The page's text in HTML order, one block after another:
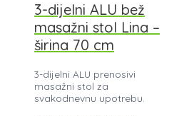
3-dijelni ALU bež
masažni stol Lina –
širina 70 cm
3-dijelni ALU prenosivi
masažni stol za
svakodnevnu upotrebu.